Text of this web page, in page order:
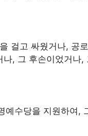
걸고 싸웠거나, 공
, 그 후손이었거나
예수당을 지원하여,